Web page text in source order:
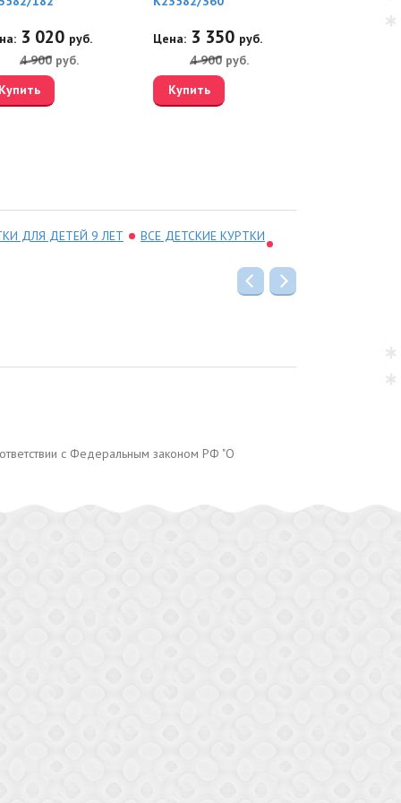
3 020 руб.
4 900 руб.
Купить
Цена: 3 350 руб.
4 900 руб.
Купить
ДЛЯ ДЕТЕЙ 9 ЛЕТ
ВСЕ ДЕТСКИЕ КУРТКИ
с Федеральным законом РФ "О